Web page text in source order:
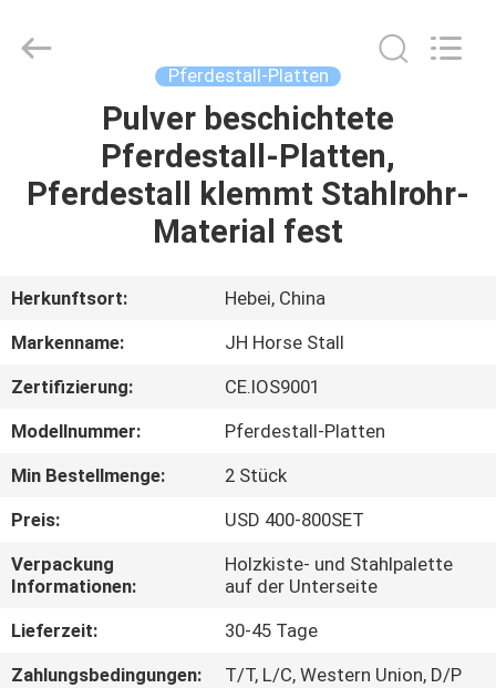
PRODUKTE
UNS
AUSFLUG
QUALITÄTSKONTROLLE
TRETEN
SIE
MIT
UNS
Pferdestall-Platten
Pulver beschichtete
Pferdestall-Platten,
Pferdestall klemmt Stahlrohr-
Material fest
Herkunftsort:
Hebei, China
Markenname:
JH Horse Stall
Zertifizierung:
CE.IOS9001
Modellnummer:
Pferdestall-Platten
Min Bestellmenge:
2 Stück
Preis:
USD 400-800SET
Verpackung
Informationen:
Holzkiste- und Stahlpalette
auf der Unterseite
Lieferzeit:
30-45 Tage
Zahlungsbedingungen:
T/T, L/C, Western Union, D/P